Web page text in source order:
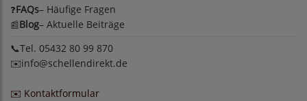
❓FAQs– Häufige Fragen
📰Blog– Aktuelle Beiträge
📞Tel. 05432 80 99 870
✉️info@schellendirekt.de
✉️ Kontaktformular